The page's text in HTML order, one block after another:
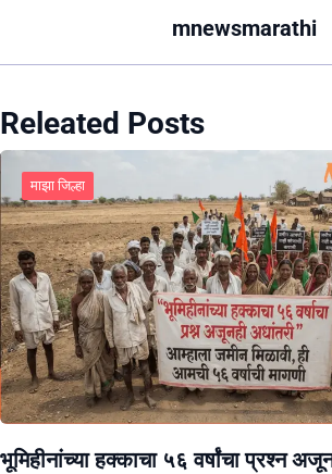
mnewsmarathi
Releated Posts
माझा जिल्हा
भूमिहीनांच्या हक्काचा ५६ वर्षांचा प्रश्न